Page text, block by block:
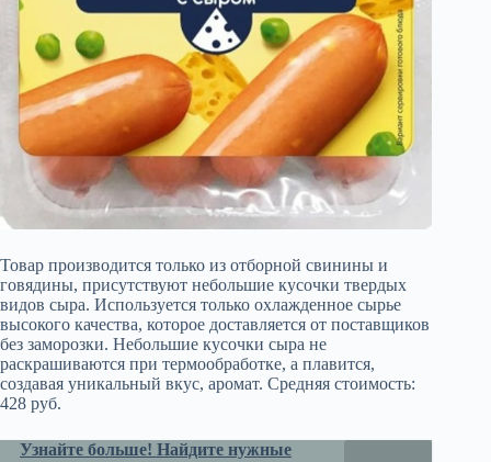
Товар производится только из отборной свинины и
говядины, присутствуют небольшие кусочки твердых
видов сыра. Используется только охлажденное сырье
высокого качества, которое доставляется от поставщиков
без заморозки. Небольшие кусочки сыра не
раскрашиваются при термообработке, а плавится,
создавая уникальный вкус, аромат. Средняя стоимость:
428 руб.
Узнайте больше! Найдите нужные